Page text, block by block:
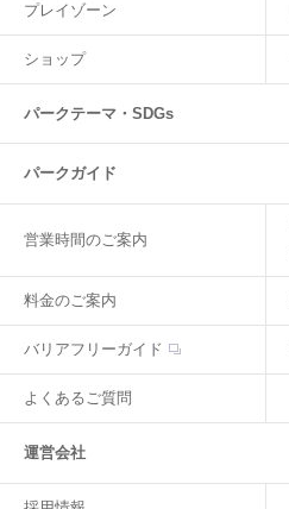
プレイゾーン
ショップ
パークテーマ・SDGs
パークガイド
営業時間のご案内
料金のご案内
バリアフリーガイド
よくあるご質問
運営会社